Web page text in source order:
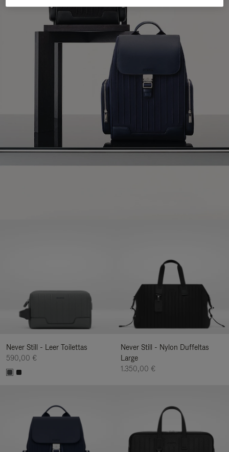
Never Still - Leer Toilettas
590,00 €
Never Still - Nylon Duffeltas
Large
1.350,00 €